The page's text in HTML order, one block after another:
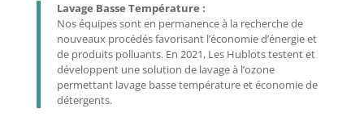
Lavage Basse Température :
Nos équipes sont en permanence à la recherche de
nouveaux procédés favorisant l’économie d’énergie et
de produits polluants. En 2021, Les Hublots testent et
développent une solution de lavage à l’ozone
permettant lavage basse température et économie de
détergents.